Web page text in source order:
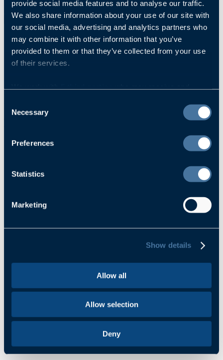
provide social media features and to analyse our traffic.
We also share information about your use of our site with
our social media, advertising and analytics partners who
may combine it with other information that you’ve
provided to them or that they’ve collected from your use
of their services.
Selection
Necessary
Preferences
Statistics
Marketing
Show details
Allow all
Allow selection
Deny
5.Verankern– Vertragsphase, Startbegleitung, Onboarding-Sparring.
Sprechen Sie uns gerne an
nachbesetzen möchten – oder sich frühzeitig mit unserer
freuen wir uns auf Ihre Kontaktaufnahme. Vereinbaren Sie gerne
einen Termin mit uns: unkompliziert, diskret und jederzeit
office@etterundpartner.com
Jochen Etter